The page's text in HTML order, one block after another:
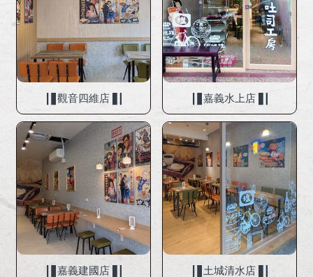
觀音四維店 嘉義水上店
嘉義建國店 土城清水店